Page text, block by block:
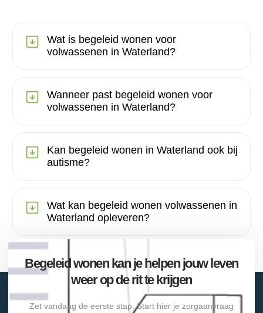
Wat is begeleid wonen voor
volwassenen in Waterland?
Wanneer past begeleid wonen voor
volwassenen in Waterland?
Kan begeleid wonen in Waterland ook bij
autisme?
Wat kan begeleid wonen volwassenen in
Waterland opleveren?
Begeleid wonen kan je helpen jouw leven
weer op de rit te krijgen
Zet vandaag de eerste stap. Start hier je zorgaanvraag